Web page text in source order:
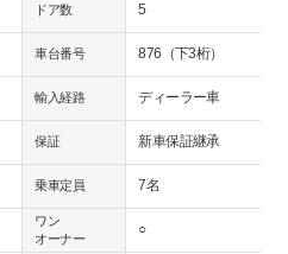
ドア数 5
車台番号 876（下3桁）
輸入経路 ディーラー車
保証 新車保証継承
乗車定員 7名
ワン
オーナー
○